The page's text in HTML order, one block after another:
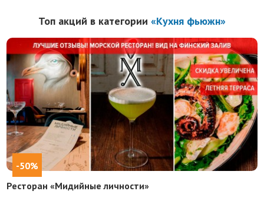
Топ акций в категории «Кухня фьюжн»
-50%
Ресторан «Мидийные личности»